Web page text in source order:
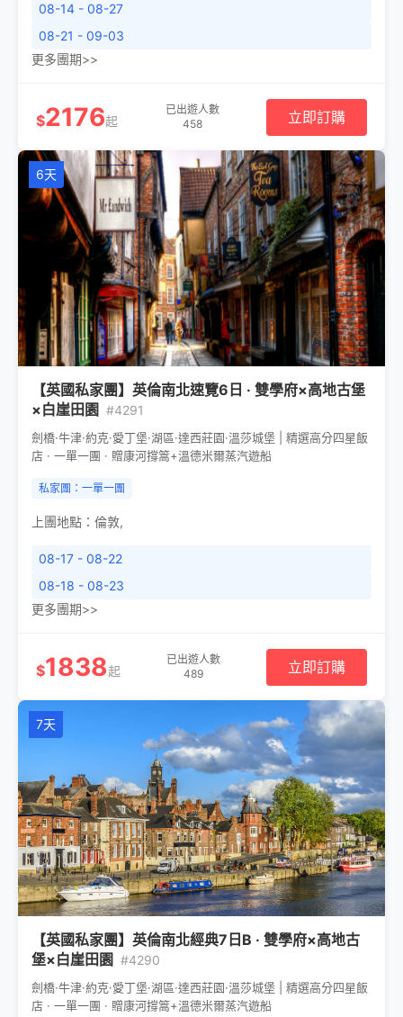
08-14 - 08-27
08-21 - 09-03
更多團期>>
$2176起
已出遊人數
458
立即訂購
6天
【英國私家團】英倫南北速覽6日 · 雙學府×高地古堡
×白崖田園 #4291
劍橋·牛津·約克·愛丁堡·湖區·達西莊園·溫莎城堡 | 精選高分四星飯
店 · 一單一團 · 贈康河撐篙+溫德米爾蒸汽遊船
私家團：一單一團
上團地點： 倫敦,
08-17 - 08-22
08-18 - 08-23
更多團期>>
$1838起
已出遊人數
489
立即訂購
7天
【英國私家團】英倫南北經典7日B · 雙學府×高地古
堡×白崖田園 #4290
劍橋·牛津·約克·愛丁堡·湖區·達西莊園·溫莎城堡 | 精選高分四星飯
店 · 一單一團 · 贈康河撐篙+溫德米爾蒸汽遊船